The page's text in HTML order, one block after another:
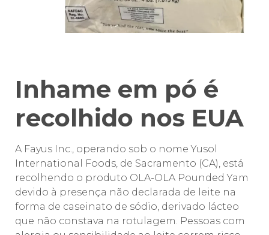
Inhame em pó é
recolhido nos EUA
A Fayus Inc., operando sob o nome Yusol
International Foods, de Sacramento (CA), está
recolhendo o produto OLA-OLA Pounded Yam
devido à presença não declarada de leite na
forma de caseinato de sódio, derivado lácteo
que não constava na rotulagem. Pessoas com